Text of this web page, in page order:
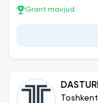
Grant mavjud